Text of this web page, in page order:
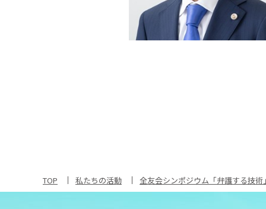
TOP 私たちの活動 全友会シンポジウム「弁護する技